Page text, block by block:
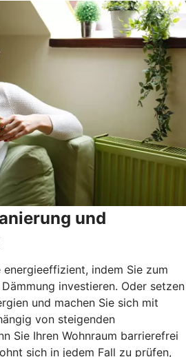
und
energieeffizient, indem Sie zum
investieren. Oder setzen
und machen Sie sich mit
von steigenden
Sie Ihren Wohnraum barrierefrei
sich in jedem Fall zu prüfen,